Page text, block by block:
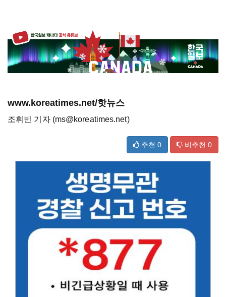
www.koreatimes.net/핫뉴스
조휘빈 기자 (ms@koreatimes.net)
추천 0 비추천 0